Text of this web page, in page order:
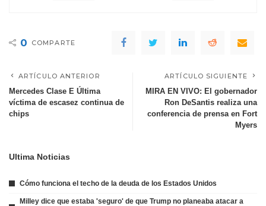
0 COMPARTE
ARTÍCULO ANTERIOR
Mercedes Clase E Última
víctima de escasez continua de
chips
ARTÍCULO SIGUIENTE
MIRA EN VIVO: El gobernador
Ron DeSantis realiza una
conferencia de prensa en Fort
Myers
Ultima Noticias
Cómo funciona el techo de la deuda de los Estados Unidos
Milley dice que estaba 'seguro' de que Trump no planeaba atacar a